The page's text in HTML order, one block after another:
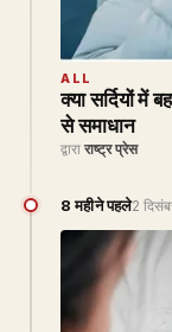
ALL
क्या सर्दियों में
से समाधान
द्वारा राष्ट्र प्रेस
8 महीने पहले2